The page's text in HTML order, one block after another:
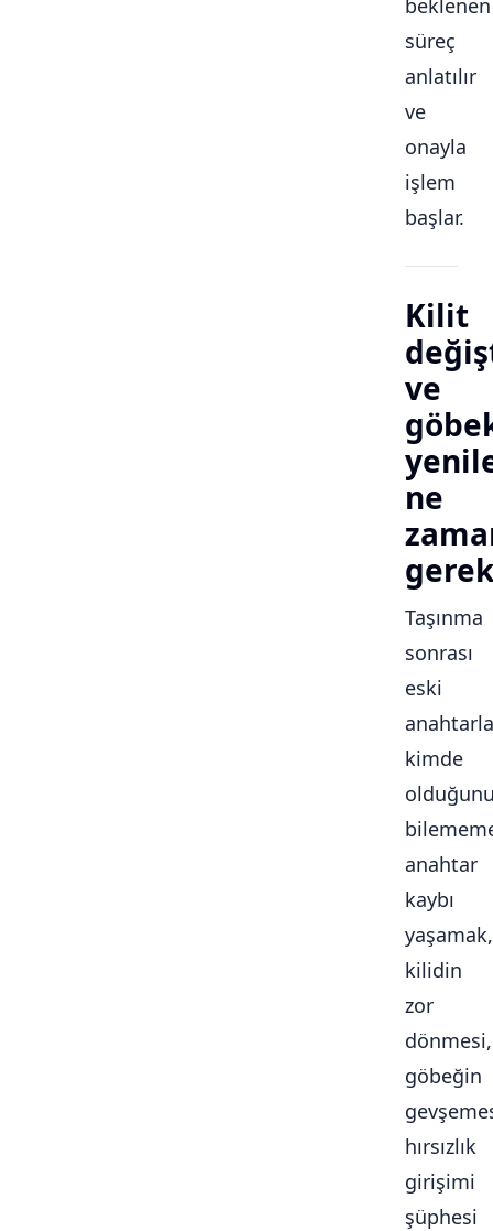
beklenen
süreç
anlatılır
ve
onayla
işlem
başlar.
Kilit
ve
ne
Taşınma
sonrası
eski
kimde
anahtar
kaybı
yaşamak,
kilidin
zor
dönmesi,
göbeğin
hırsızlık
girişimi
şüphesi